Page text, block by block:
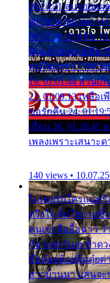
00:24:21 ลบรอยแผ
00:30:54 ขบวนการ
00:37:20 ปาหนัน
ฉันแล้วจงตายเสีย
คนใจมาร 17.
19. 01:01:44 ส่วนเ
21. 01:09:13 เหลือเ
ขอรักคืน 24.
เถื่อน 26. 01:26:45
เพลงเพราะเสนาะ
140 views •
ไม่เคยรักใครแน่ห
ตรึงใจ ติ๋มใช่งามซึ้
คนเขาลืออื้อฉาว ว่
กัน แต่หวั่นจะช้ำด
ชื่อต๋อยต้อยตุ้มตุ๋ยต่
สาวบ้านนา แสนจ